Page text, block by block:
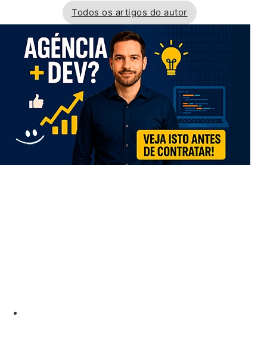
Todos os artigos do autor